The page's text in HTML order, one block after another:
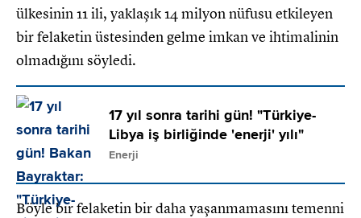
ülkesinin 11 ili, yaklaşık 14 milyon nüfusu etkileyen
bir felaketin üstesinden gelme imkan ve ihtimalinin
olmadığını söyledi.
17 yıl sonra tarihi gün! "Türkiye-
Libya iş birliğinde 'enerji' yılı"
Enerji
Böyle bir felaketin bir daha yaşanmamasını temenni